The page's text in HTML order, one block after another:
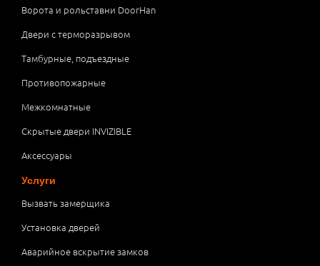
Ворота и рольставни DoorHan
Двери с терморазрывом
Тамбурные, подъездные
Противопожарные
Межкомнатные
Скрытые двери INVIZIBLE
Аксессуары
Услуги
Вызвать замерщика
Установка дверей
Аварийное вскрытие замков